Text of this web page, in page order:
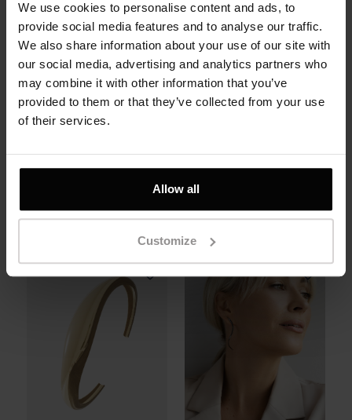
We use cookies to personalise content and ads, to
provide social media features and to analyse our traffic.
We also share information about your use of our site with
our social media, advertising and analytics partners who
may combine it with other information that you’ve
provided to them or that they’ve collected from your use
of their services.
Allow all
Customize
Bransoletka srebrna,
złocona - Love
Pierścionek Galaxy L,
żółtym